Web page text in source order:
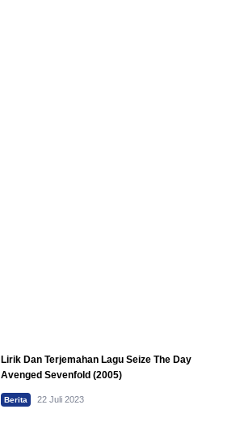
Lirik Dan Terjemahan Lagu Seize The Day
Avenged Sevenfold (2005)
Berita 22 Juli 2023